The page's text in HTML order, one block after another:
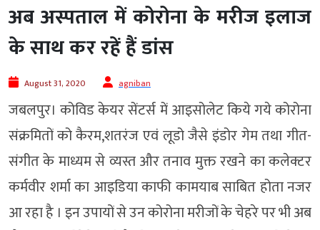
अब अस्पताल में कोरोना के मरीज इलाज
के साथ कर रहें हैं डांस
August 31, 2020 agniban
जबलपुर। कोविड केयर सेंटर्स में आइसोलेट किये गये कोरोना
संक्रमितों को कैरम,शतरंज एवं लूडो जैसे इंडोर गेम तथा गीत-
संगीत के माध्यम से व्यस्त और तनाव मुक्त रखने का कलेक्टर
कर्मवीर शर्मा का आइडिया काफी कामयाब साबित होता नजर
आ रहा है । इन उपायों से उन कोरोना मरीजों के चेहरे पर भी अब